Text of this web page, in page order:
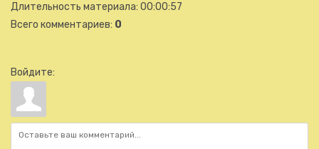
Длительность материала: 00:00:57
Всего комментариев: 0
Войдите: